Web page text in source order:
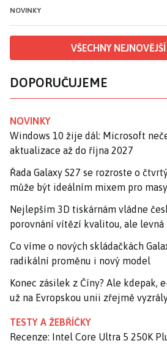
NOVINKY
VŠECHNY
DOPORUČUJEME
NOVINKY
Windows 10 žije dál: Microsoft
aktualizace až do října 2027
Řada Galaxy S27 se rozroste o
může být ideálním mixem pro
Nejlepším 3D tiskárnám vládne
porovnání vítězí kvalitou, ale levná
Co víme o nových skládačkách
radikální proměnu i nový model
Konec zásilek z Číny? Ale kdepak,
už na Evropskou unii zřejmě
TESTY A ŽEBŘÍČKY
Recenze: Intel Core Ultra 5 250K